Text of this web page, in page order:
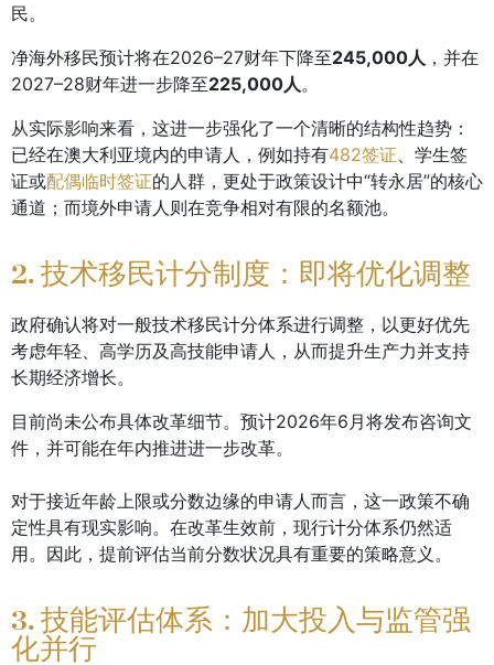
民。
净海外移民预计将在2026–27财年下降至245,000人 ，并在
2027–28财年进一步降至225,000人 。
从实际影响来看，这进一步强化了一个清晰的结构性趋势：
已经在澳大利亚境内的申请人，例如持有482签证 、学生签
证或配偶临时签证的人群，更处于政策设计中“转永居”的核心
通道；而境外申请人则在竞争相对有限的名额池。
2. 技术移民计分制度：即将优化调整
政府确认将对一般技术移民计分体系进行调整，以更好优先
考虑年轻、高学历及高技能申请人，从而提升生产力并支持
长期经济增长。
目前尚未公布具体改革细节。预计2026年6月将发布咨询文
件，并可能在年内推进进一步改革。
对于接近年龄上限或分数边缘的申请人而言，这一政策不确
定性具有现实影响。在改革生效前，现行计分体系仍然适
用。因此，提前评估当前分数状况具有重要的策略意义。
3. 技能评估体系：加大投入与监管强
化并行